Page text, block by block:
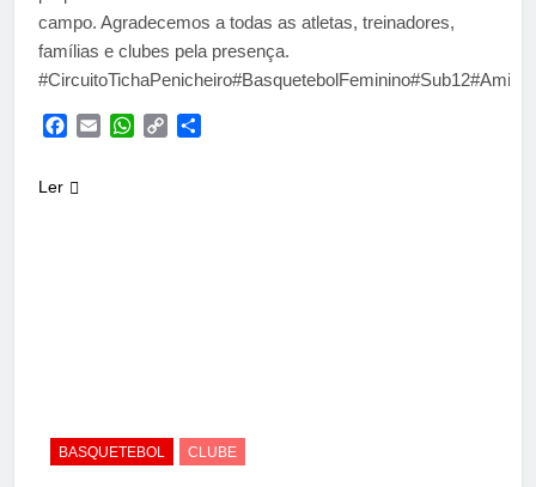
campo. Agradecemos a todas as atletas, treinadores,
famílias e clubes pela presença.
Facebook
EmailWhatsApp
Copy
Ler
BASQUETEBOL CLUBE